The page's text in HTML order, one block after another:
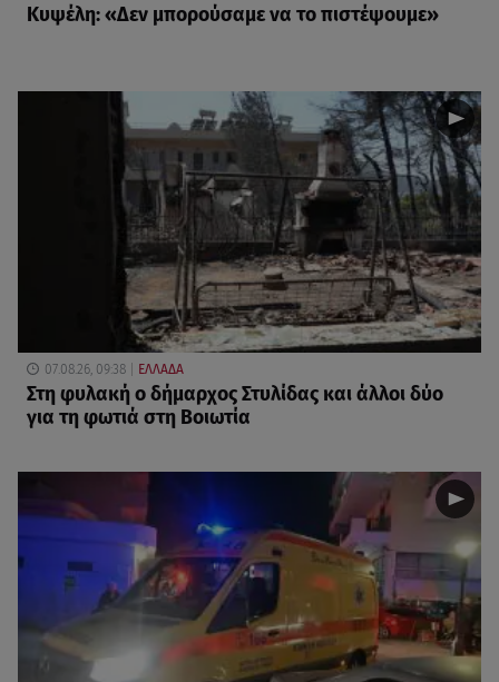
Κυψέλη: «Δεν μπορούσαμε να το πιστέψουμε»
07.08.26, 09:38 ΕΛΛΑΔΑ
Στη φυλακή ο δήμαρχος Στυλίδας και άλλοι δύο
για τη φωτιά στη Βοιωτία